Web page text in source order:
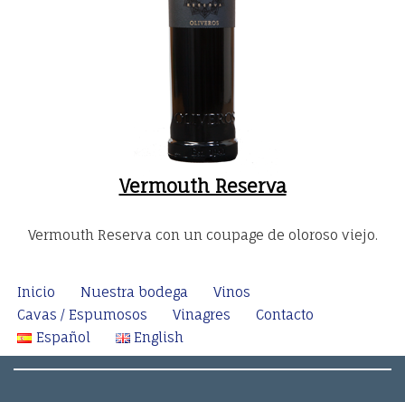
Vermouth Reserva
Vermouth Reserva con un coupage de oloroso viejo.
Inicio Nuestra bodega
Vinos
Cavas / Espumosos
Vinagres
Contacto
Español
English